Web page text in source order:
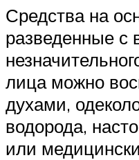
Средства на
разведенные с
лица можно
духами,
водорода,
или